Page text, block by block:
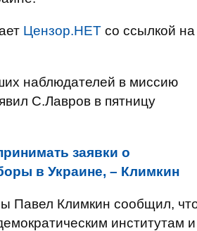
Цензор.НЕТ со ссылкой на
наблюдателей в миссию
С.Лавров в пятницу
заявки о
в Украине, – Климкин
Павел Климкин сообщил,
институтам и